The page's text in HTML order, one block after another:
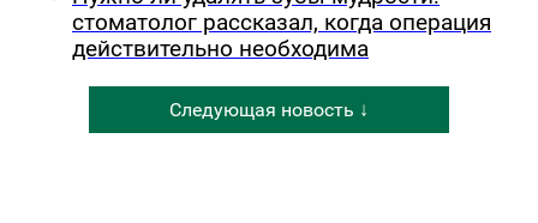
стоматолог рассказал, когда операция
действительно необходима
Следующая новость ↓